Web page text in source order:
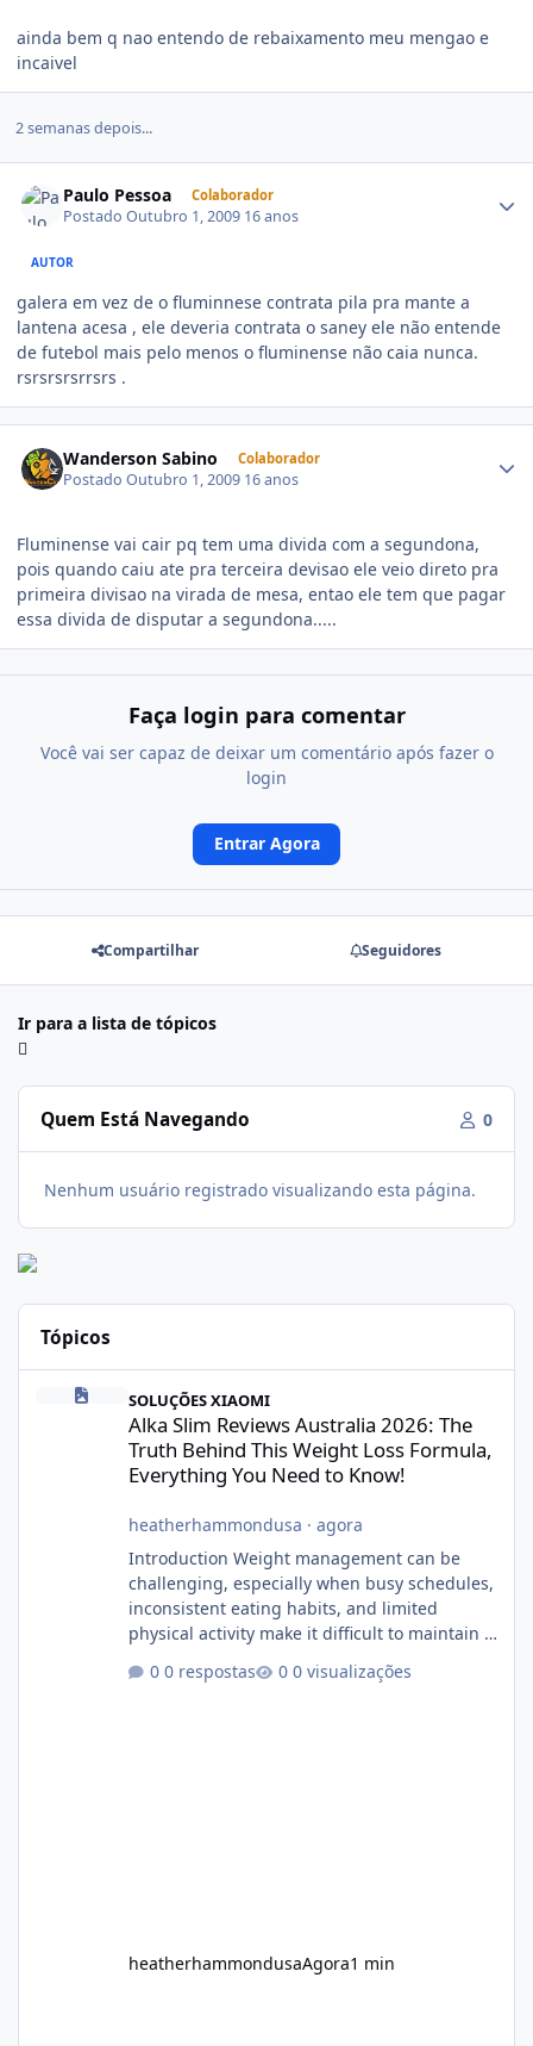
ainda bem q nao entendo de rebaixamento meu mengao e
incaivel
2 semanas depois...
Paulo Pessoa Colaborador
PostadoOutubro 1, 2009 16 anos
AUTOR
galera em vez de o fluminnese contrata pila pra mante a
lantena acesa , ele deveria contrata o saney ele não entende
de futebol mais pelo menos o fluminense não caia nunca.
rsrsrsrsrrsrs .
Wanderson Sabino Colaborador
PostadoOutubro 1, 2009 16 anos
Fluminense vai cair pq tem uma divida com a segundona,
pois quando caiu ate pra terceira devisao ele veio direto pra
primeira divisao na virada de mesa, entao ele tem que pagar
essa divida de disputar a segundona.....
Faça login para comentar
Você vai ser capaz de deixar um comentário após fazer o
login
Entrar Agora
Compartilhar Seguidores
Ir para a lista de tópicos
Quem Está Navegando 0
Nenhum usuário registrado visualizando esta página.
Tópicos
Alka Slim Reviews Australia 2026: The Truth Behind This
SOLUÇÕES XIAOMI
Alka Slim Reviews Australia 2026: The
Truth Behind This Weight Loss Formula,
Everything You Need to Know!
heatherhammondusa · agora
Introduction Weight management can be
challenging, especially when busy schedules,
inconsistent eating habits, and limited
physical activity make it difficult to maintain a
for dietary supplements that may
0 respostas 0 visualizações
heatherhammondusaAgora1 min